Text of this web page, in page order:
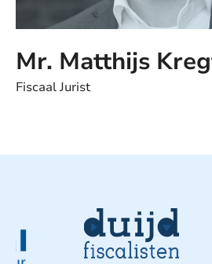
Mr. Matthijs
Fiscaal Jurist